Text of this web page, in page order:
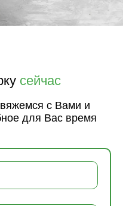
сейчас
с Вами и
для Вас время